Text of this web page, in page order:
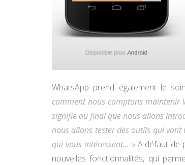
WhatsApp prend également le
comment nous comptons maintenir
signifie au final que nous allons
nous allons tester des outils qui
qui vous intéressent… » A défaut de
nouvelles fonctionnalités, qui